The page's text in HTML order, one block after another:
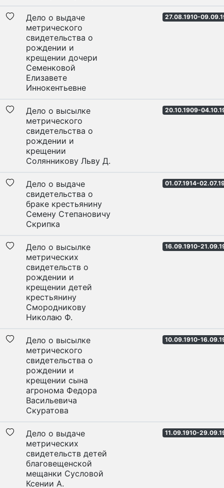
Дело о выдаче
метрического
свидетельства о
рождении и
крещении дочери
Семенковой
Елизавете
Иннокентьевне
27.08.1910-
Дело о высылке
метрического
свидетельства о
рождении и
крещении
Солянникову Льву Д.
20.10.1909-
Дело о выдаче
свидетельства о
браке крестьянину
Семену Степановичу
Скрипка
01.07.1914-
Дело о высылке
метрических
свидетельств о
рождении и
крещении детей
крестьянину
Смородникову
Николаю Ф.
16.09.1910-
Дело о высылке
метрического
свидетельства о
рождении и
крещении сына
агронома Федора
Васильевича
Скуратова
10.09.1910-
Дело о выдаче
метрических
свидетельств детей
благовещенской
мещанки Сусловой
Ксении А.
11.09.1910-